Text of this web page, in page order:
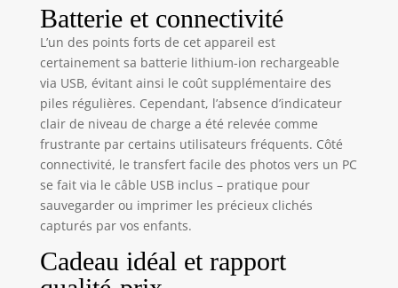
tournages. Chaque
caméra enfant
intègre une carte
micro SD de 32 Go.
【 Matériau sûr et
résistant aux chocs
】 Cet appareil
photo numérique
pour enfants est
fait de matériaux
non toxiques et de
l'environnement.
Coque de
Batterie et connectivité
L’un des points forts de cet appareil est
certainement sa batterie lithium-ion rechargeable
via USB, évitant ainsi le coût supplémentaire des
piles régulières. Cependant, l’absence d’indicateur
clair de niveau de charge a été relevée comme
frustrante par certains utilisateurs fréquents. Côté
connectivité, le transfert facile des photos vers un PC
se fait via le câble USB inclus – pratique pour
sauvegarder ou imprimer les précieux clichés
capturés par vos enfants.
Cadeau idéal et rapport